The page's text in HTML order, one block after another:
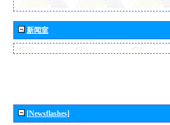
新闻室
[Newsflashes]